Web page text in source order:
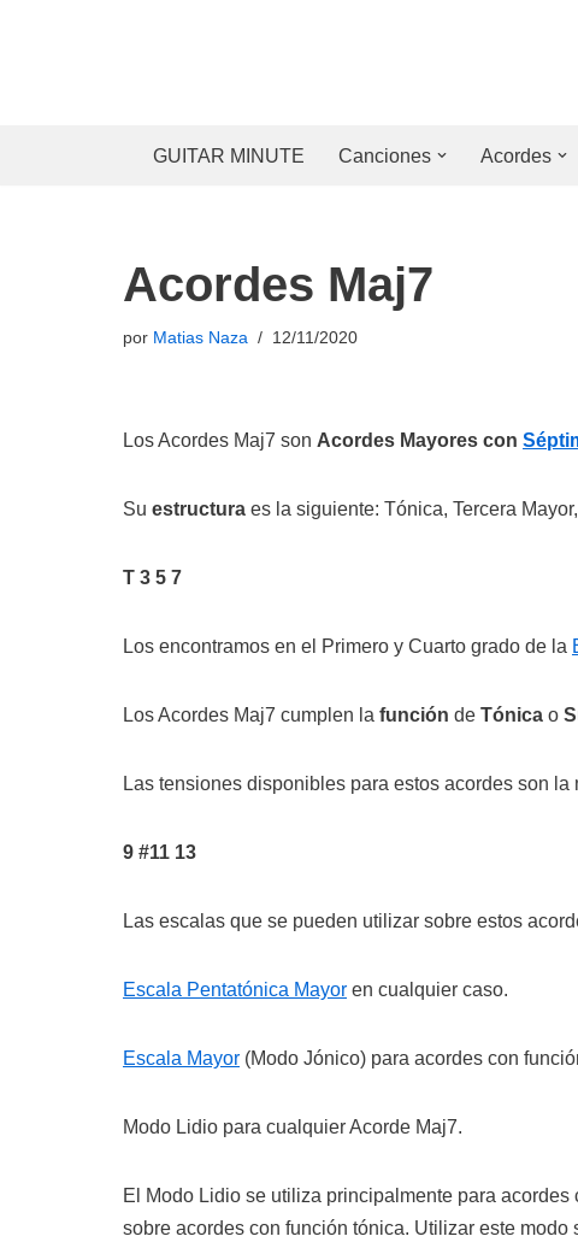
GUITAR MINUTE
Canciones Acordes
Acordes Maj7
por Matias Naza 12/11/2020
Los Acordes Maj7 son Acordes Mayores con
Su estructura es la siguiente: Tónica, Tercera
T 3 5 7
Los encontramos en el Primero y Cuarto grado de la
Los Acordes Maj7 cumplen la función de Tónica o
Las tensiones disponibles para estos acordes son
9 #11 13
Las escalas que se pueden utilizar sobre estos
Escala Pentatónica Mayor en cualquier caso.
Escala Mayor (Modo Jónico) para acordes con
Modo Lidio para cualquier Acorde Maj7.
El Modo Lidio se utiliza principalmente para
sobre acordes con función tónica. Utilizar este